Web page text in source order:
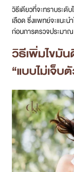
วิธีเดียวที่จะทราบระดั
เลือด ซึ่งแพทย์จะแนะน
ก่อนการตรวจประมา
วิธีเพิ่มไขมั
“แบบไม่เจ็บ